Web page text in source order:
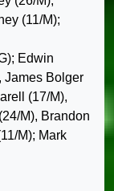
(11/M);
Edwin
James Bolger
(17/M),
M), Brandon
M); Mark